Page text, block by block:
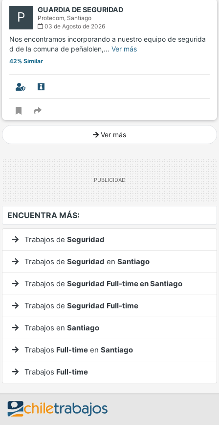
P GUARDIA DE SEGURIDAD
Protecom, Santiago
03 de Agosto de 2026
Nos encontramos incorporando a nuestro equipo de segurida
d de la comuna de peñalolen,… Ver más
42% Similar
Ver más
ENCUENTRA MÁS:
Trabajos de Seguridad
Trabajos de Seguridad en Santiago
Trabajos de Seguridad Full-time en Santiago
Trabajos de Seguridad Full-time
Trabajos en Santiago
Trabajos Full-time en Santiago
Trabajos Full-time